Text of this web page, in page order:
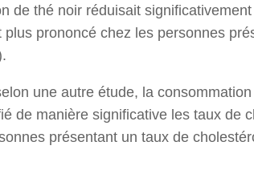
de thé noir réduisait
plus prononcé chez les personnes
une autre étude, la
de manière significative les taux de
présentant un taux de